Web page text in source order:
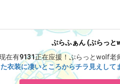
ぷらふぁん (ぷらっと
在有9131正在应援！ぷらっとwolf老
た衣装に凄いところからチラ見えして